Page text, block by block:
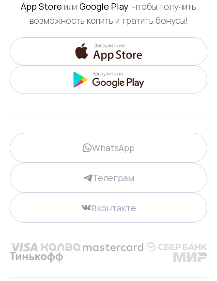
App Store или Google Play, чтобы получить
возможность копить и тратить бонусы!
WhatsApp
Телеграм
Вконтакте